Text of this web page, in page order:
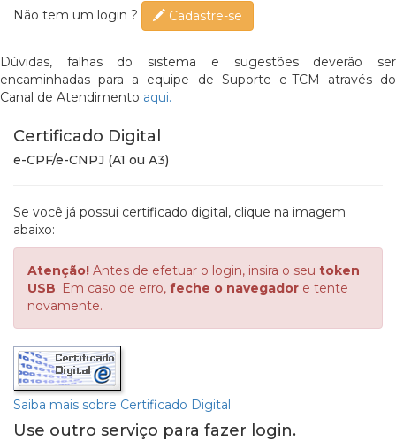
Não tem um login ? Cadastre-se
Dúvidas, falhas do sistema e sugestões deverão ser
encaminhadas para a equipe de Suporte e-TCM através do
Canal de Atendimento aqui.
Certificado Digital
e-CPF/e-CNPJ (A1 ou A3)
Se você já possui certificado digital, clique na imagem
abaixo:
Atenção! Antes de efetuar o login, insira o seu token
USB. Em caso de erro, feche o navegador e tente
novamente.
Saiba mais sobre Certificado Digital
Use outro serviço para fazer login.